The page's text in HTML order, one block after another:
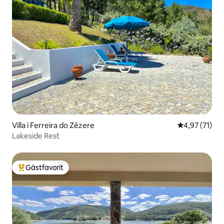
Villa i Ferreira do Zêzere 4,97 av 5 i
4,97 (71)
Lakeside Rest
Populär gästfavorit
Gästfavorit